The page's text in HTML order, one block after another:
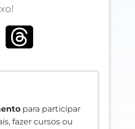
para participar
fazer cursos ou